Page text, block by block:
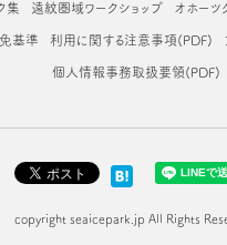
集 遠紋圏域ワークショップ オホーツ
基準 利用に関する注意事項(PDF)
個人情報事務取扱要領(PDF)
copyright seaicepark.jp All Rights